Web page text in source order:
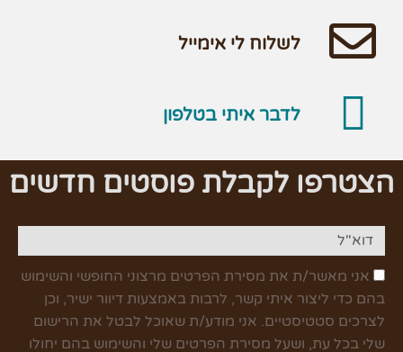
לשלוח לי אימייל
לדבר איתי בטלפון
הצטרפו לקבלת פוסטים חדשים
אני מאשר/ת את מסירת הפרטים מרצוני החופשי והשימוש
בהם כדי ליצור איתי קשר, לרבות באמצעות דיוור ישיר, וכן
לצרכים סטטיסטיים. אני מודע/ת שאוכל לבטל את הרישום
שלי בכל עת, ושעל מסירת הפרטים שלי והשימוש בהם יחולו